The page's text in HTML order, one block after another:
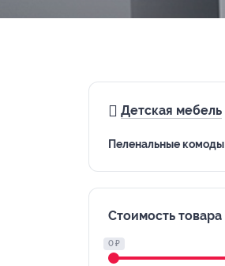
Детская мебель
Пеленальные комоды
Стоимость товара
0 ₽